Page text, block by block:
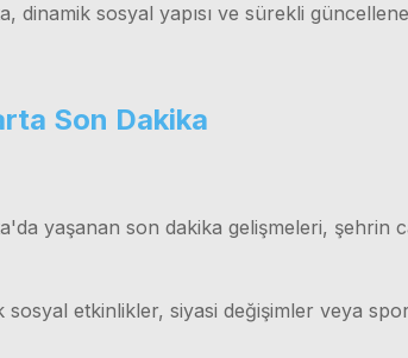
dinamik sosyal yapısı ve sürekli
Son Dakika
yaşanan son dakika gelişmeleri, şehrin
sosyal etkinlikler, siyasi değişimler veya